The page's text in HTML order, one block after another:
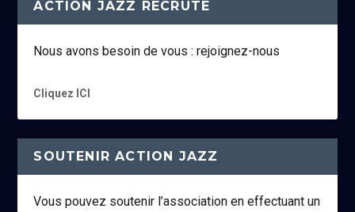
ACTION JAZZ RECRUTE
Nous avons besoin de vous : rejoignez-nous
Cliquez ICI
SOUTENIR ACTION JAZZ
Vous pouvez soutenir l’association en effectuant un